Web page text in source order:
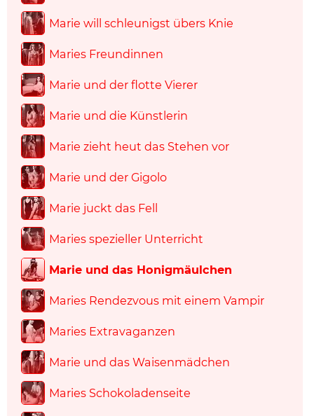
Marie will schleunigst übers Knie
Maries Freundinnen
Marie und der flotte Vierer
Marie und die Künstlerin
Marie zieht heut das Stehen vor
Marie und der Gigolo
Marie juckt das Fell
Maries spezieller Unterricht
Marie und das Honigmäulchen
Maries Rendezvous mit einem Vampir
Maries Extravaganzen
Marie und das Waisenmädchen
Maries Schokoladenseite